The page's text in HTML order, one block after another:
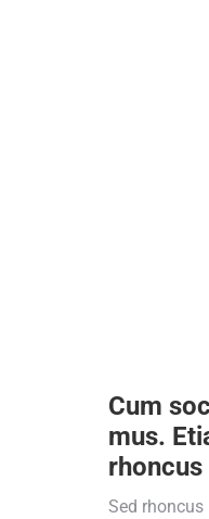
Cum
mus.
Sed